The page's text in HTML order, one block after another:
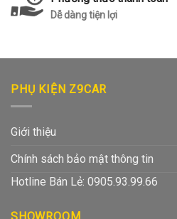
Dễ dàng tiện lợi
PHỤ KIỆN Z9CAR
Giới thiệu
Chính sách bảo mật thông tin
Hotline Bán Lẻ: 0905.93.99.66